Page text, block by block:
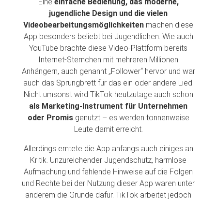
jugendliche Design und die vielen
Videobearbeitungsmöglichkeiten machen diese
App besonders beliebt bei Jugendlichen. Wie auch
YouTube brachte diese Video-Plattform bereits
Internet-Sternchen mit mehreren Millionen
Anhängern, auch genannt „Follower“ hervor und war
auch das Sprungbrett für das ein oder andere Lied.
Nicht umsonst wird TikTok heutzutage auch schon
als Marketing-Instrument für Unternehmen
oder Promisgenutzt – es werden tonnenweise
Leute damit erreicht.
Allerdings erntete die App anfangs auch einiges an
Kritik. Unzureichender Jugendschutz, harmlose
Aufmachung und fehlende Hinweise auf die Folgen
und Rechte bei der Nutzung dieser App waren unter
anderem die Gründe dafür. TikTok arbeitet jedoch